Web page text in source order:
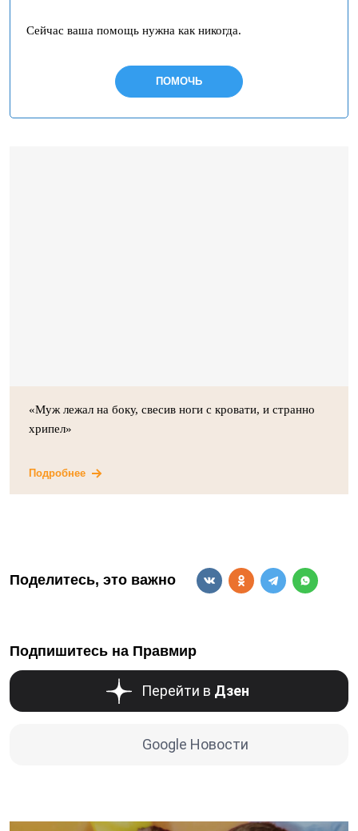
Сейчас ваша помощь нужна как никогда.
ПОМОЧЬ
«Муж лежал на боку, свесив ноги с кровати, и странно
хрипел»
Подробнее
Поделитесь, это важно
Подпишитесь на Правмир
Перейти в Дзен
Google Новости